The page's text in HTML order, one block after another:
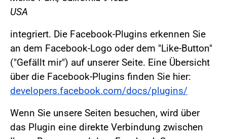
USA
integriert. Die Facebook-Plugins erkennen Sie
an dem Facebook-Logo oder dem "Like-Button"
("Gefällt mir") auf unserer Seite. Eine Übersicht
über die Facebook-Plugins finden Sie hier:
developers.facebook.com/docs/plugins/
Wenn Sie unsere Seiten besuchen, wird über
das Plugin eine direkte Verbindung zwischen